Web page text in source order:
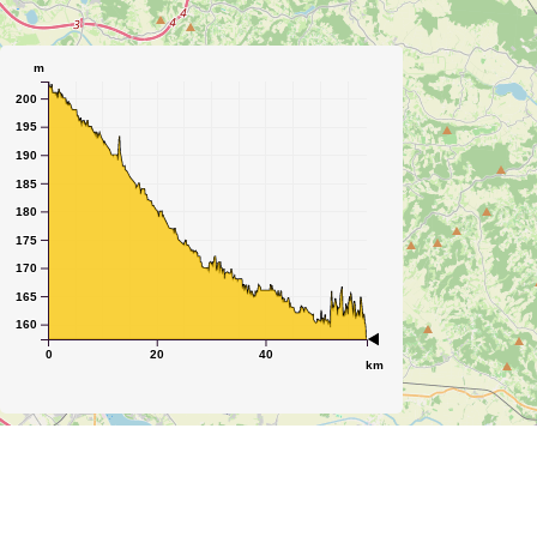
0 20 40
km
160
165
170
175
180
185
190
195
200
m